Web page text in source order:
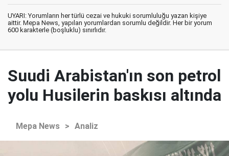
UYARI: Yorumların her türlü cezai ve hukuki sorumluluğu yazan kişiye
aittir. Mepa News, yapılan yorumlardan sorumlu değildir. Her bir yorum
600 karakterle (boşluklu) sınırlıdır.
Suudi Arabistan'ın son petrol
yolu Husilerin baskısı altında
Mepa News > Analiz